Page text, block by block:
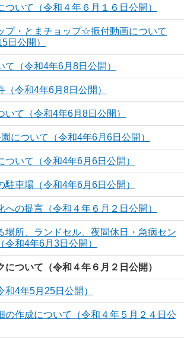
ついて（令和４年６月１６日公開）
プ・とまチョップ☆振付動画について
日公開）
て（令和4年6月8日公開）
（令和4年6月8日公開）
いて（令和4年6月8日公開）
について（令和4年6月6日公開）
ついて（令和4年6月6日公開）
駐車場（令和4年6月6日公開）
への提言（令和４年６月２日公開）
場所、ランドセル、夜間休日・急病セン
令和4年6月3日公開）
について（令和４年６月２日公開）
和4年5月25日公開）
の作成について（令和４年５月２４日公